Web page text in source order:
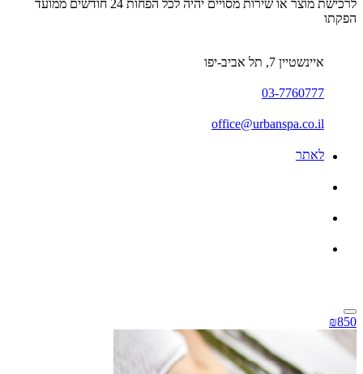
לרכישת מוצר או שירות מסויים יהיה לכל הפחות 24 חודשים ממועד
הפקתו
איינשטיין 7, תל אביב-יפו
03-7760777
office@urbanspa.co.il
לאתר
₪850